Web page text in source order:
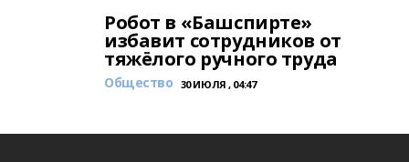
Робот в «Башспирте»
избавит сотрудников от
тяжёлого ручного труда
Общество 30 ИЮЛЯ , 04:47